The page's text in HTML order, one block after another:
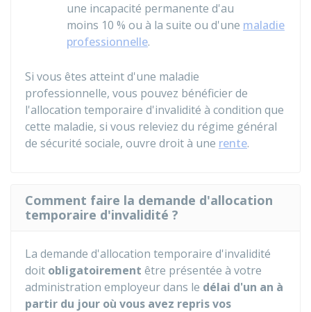
une incapacité permanente d'au
moins 10 % ou à la suite ou d'une maladie
professionnelle.
Si vous êtes atteint d'une maladie
professionnelle, vous pouvez bénéficier de
l'allocation temporaire d'invalidité à condition que
cette maladie, si vous releviez du régime général
de sécurité sociale, ouvre droit à une rente.
Comment faire la demande d'allocation
temporaire d'invalidité ?
La demande d'allocation temporaire d'invalidité
doit obligatoirement être présentée à votre
administration employeur dans le délai d'un an à
partir du jour où vous avez repris vos